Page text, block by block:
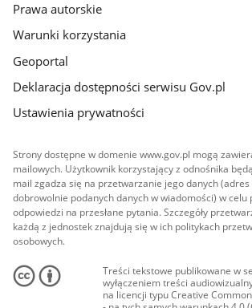
Prawa autorskie
Warunki korzystania
Geoportal
Deklaracja dostępności serwisu Gov.pl
Ustawienia prywatności
Strony dostępne w domenie www.gov.pl mogą
mailowych. Użytkownik korzystający z odnośnika
mail zgadza się na przetwarzanie jego danych
dobrowolnie podanych danych w wiadomości) w celu
odpowiedzi na przesłane pytania. Szczegóły
każdą z jednostek znajdują się w ich politykach
osobowych.
Treści tekstowe publikowane w
wyłączeniem treści
na licencji typu Creative